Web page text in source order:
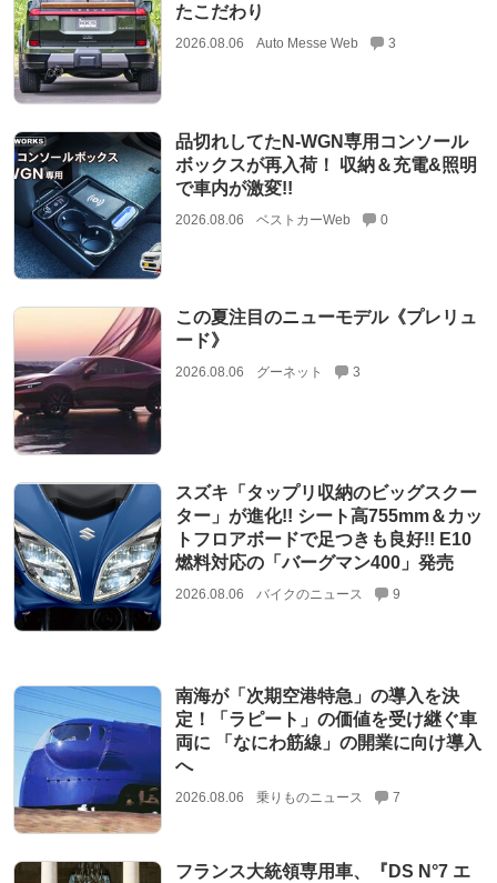
たこだわり
2026.08.06 Auto Messe Web 3
品切れしてたN-WGN専用コンソール
ボックスが再入荷！ 収納＆充電&照明
で車内が激変!!
2026.08.06 ベストカーWeb 0
この夏注目のニューモデル《プレリュ
ード》
2026.08.06 グーネット 3
スズキ「タップリ収納のビッグスクー
ター」が進化!! シート高755mm＆カッ
トフロアボードで足つきも良好!! E10
燃料対応の「バーグマン400」発売
2026.08.06 バイクのニュース 9
南海が「次期空港特急」の導入を決
定！「ラピート」の価値を受け継ぐ車
両に 「なにわ筋線」の開業に向け導入
へ
2026.08.06 乗りものニュース 7
フランス大統領専用車、『DS N°7 エ